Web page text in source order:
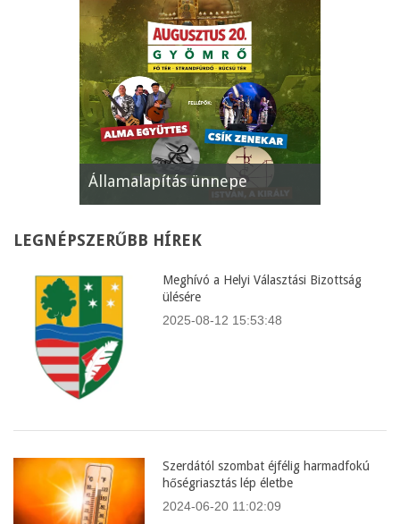
Államalapítás ünnepe
LEGNÉPSZERŰBB HÍREK
Meghívó a Helyi Választási Bizottság
ülésére
2025-08-12 15:53:48
Szerdától szombat éjfélig harmadfokú
hőségriasztás lép életbe
2024-06-20 11:02:09